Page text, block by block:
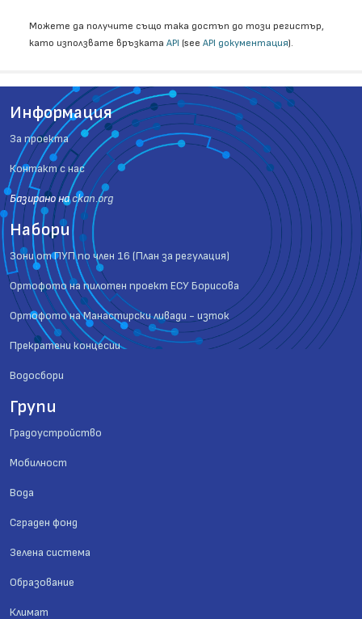
Можете да получите също така достъп до този регистър,
като използвате връзката API (see API документация).
Информация
За проекта
Контакт с нас
Базиранo наckan.org
Набори
Зони от ПУП по член 16 (План за регулация)
Ортофото на пилотен проект ЕСУ Борисова
Ортофото на Манастирски ливади - изток
Прекратени концесии
Водосбори
Групи
Градоустройство
Мобилност
Вода
Сграден фонд
Зелена система
Образование
Климат